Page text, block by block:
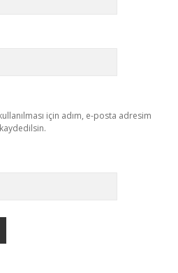
için adım, e-posta adresim